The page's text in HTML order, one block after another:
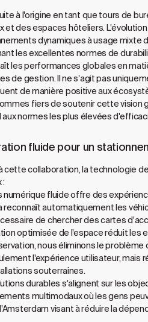
à l'origine en tant que tours de
et des espaces hôteliers.
dynamiques à usage mixte
les excellentes normes de
les performances globales en
de gestion. Il ne s'agit pas
de manière positive aux
fiers de soutenir cette vision
normes les plus élevées
fluide pour un
cette collaboration, la technologie
:
numérique fluide offre des
reconnaît automatiquement les
de chercher des cartes
optimisée de l'espace réduit les
nous éliminons le
l'expérience utilisateur, mais
souterraines.
durables s'alignent sur les
multimodaux où les gens
visant à réduire la